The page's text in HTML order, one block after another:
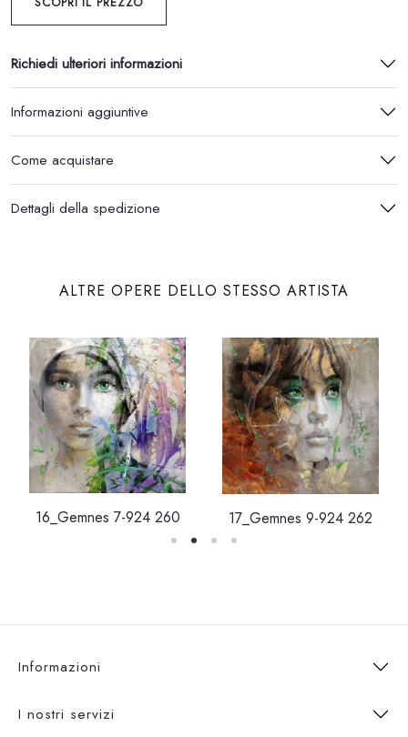
Richiedi ulteriori informazioni
Informazioni aggiuntive
Come acquistare
Dettagli della spedizione
ALTRE OPERE DELLO STESSO ARTISTA
16_Gemnes 7-924 260 17_Gemnes 9-924 262
Informazioni
I nostri servizi